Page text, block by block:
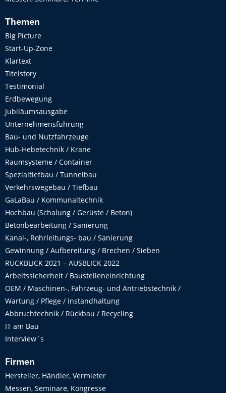
Themen
Big Picture
Start-Up-Zone
Klartext
Titelstory
Testimonial
Erdbewegung
Jubiläumsausgabe
Unternehmensführung
Bau- und Nutzfahrzeuge
Hub-Hebetechnik / Krane
Raumsysteme / Container
Spezialtiefbau / Tunnelbau
Verkehrswegebau / Tiefbau
GaLaBau / Kommunaltechnik
Hochbau (Schalung / Gerüste / Beton)
Betonbearbeitung / Sanierung
Kanal-, Rohrleitungs- bau / Sanierung
Gewinnung / Aufbereitung / Brechen / Sieben
RÜCKBLICK 2021 – AUSBLICK 2022
Arbeitssicherheit / Baustelleneinrichtung
OEM / Maschinen-, Fahrzeug- und Antriebstechnik /
Wartung / Pflege / Instandhaltung
Abbruchtechnik / Rückbau / Recycling
IT am Bau
Interview´s
Firmen
Hersteller, Händler, Vermieter
Messen, Seminare, Kongresse